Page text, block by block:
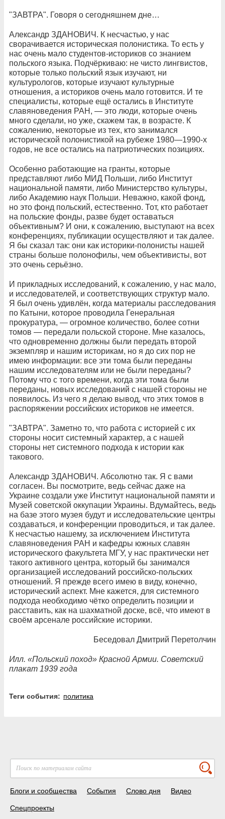
"ЗАВТРА". Говоря о сегодняшнем дне…
Александр ЗДАНОВИЧ. К несчастью, у нас
сворачивается историческая полонистика. То есть у
нас очень мало студентов-историков со знанием
польского языка. Подчёркиваю: не чисто лингвистов,
которые только польский язык изучают, ни
культурологов, которые изучают культурные
отношения, а историков очень мало готовится. И те
специалисты, которые ещё остались в Институте
славяноведения РАН, — это люди, которые очень
много сделали, но уже, скажем так, в возрасте. К
сожалению, некоторые из тех, кто занимался
исторической полонистикой на рубеже 1980—1990-х
годов, не все остались на патриотических позициях.
Особенно работающие на гранты, которые
представляют либо МИД Польши, либо Институт
национальной памяти, либо Министерство культуры,
либо Академию наук Польши. Неважно, какой фонд,
но это фонд польский, естественно. Тот, кто работает
на польские фонды, разве будет оставаться
объективным? И они, к сожалению, выступают на всех
конференциях, публикации осуществляют и так далее.
Я бы сказал так: они как историки-полонисты нашей
страны больше полонофилы, чем объективисты, вот
это очень серьёзно.
И прикладных исследований, к сожалению, у нас мало,
и исследователей, и соответствующих структур мало.
Я был очень удивлён, когда материалы расследования
по Катыни, которое проводила Генеральная
прокуратура, — огромное количество, более сотни
томов — передали польской стороне. Мне казалось,
что одновременно должны были передать второй
экземпляр и нашим историкам, но я до сих пор не
имею информации: все эти тома были переданы
нашим исследователям или не были переданы?
Потому что с того времени, когда эти тома были
переданы, новых исследований с нашей стороны не
появилось. Из чего я делаю вывод, что этих томов в
распоряжении российских историков не имеется.
"ЗАВТРА". Заметно то, что работа с историей с их
стороны носит системный характер, а с нашей
стороны нет системного подхода к истории как
такового.
Александр ЗДАНОВИЧ. Абсолютно так. Я с вами
согласен. Вы посмотрите, ведь сейчас даже на
Украине создали уже Институт национальной памяти и
Музей советской оккупации Украины. Вдумайтесь, ведь
на базе этого музея будут и исследовательские центры
создаваться, и конференции проводиться, и так далее.
К несчастью нашему, за исключением Института
славяноведения РАН и кафедры южных славян
исторического факультета МГУ, у нас практически нет
такого активного центра, который бы занимался
организацией исследований российско-польских
отношений. Я прежде всего имею в виду, конечно,
исторический аспект. Мне кажется, для системного
подхода необходимо чётко определить позиции и
расставить, как на шахматной доске, всё, что имеют в
своём арсенале российские историки.
Беседовал Дмитрий Перетолчин
Илл. «Польский поход» Красной Армии. Советский
плакат 1939 года
Теги события: политика
Блоги и сообщества События Слово дня Видео
Спецпроекты